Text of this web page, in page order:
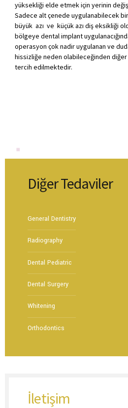
yüksekliği elde etmek için yerinin
Sadece alt çenede uygulanabilecek
büyük azı ve küçük azı diş eksikliği
bölgeye dental implant
operasyon çok nadir uygulanan ve
hissizliğe neden olabileceğinden
tercih edilmektedir.
Diğer Tedaviler
General Dentistry
Radiography
Dental Pediatric
Dental Surgery
Whitening
Orthodontics
İletişim